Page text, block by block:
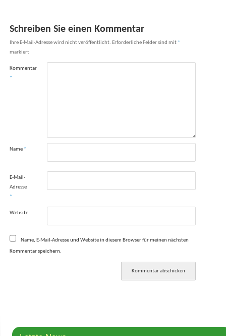
Schreiben Sie einen Kommentar
Ihre E-Mail-Adresse wird nicht veröffentlicht. Erforderliche Felder sind mit *
markiert
Kommentar
*
Name *
E-Mail-
Adresse
*
Website
Name, E-Mail-Adresse und Website in diesem Browser für meinen nächsten
Kommentar speichern.